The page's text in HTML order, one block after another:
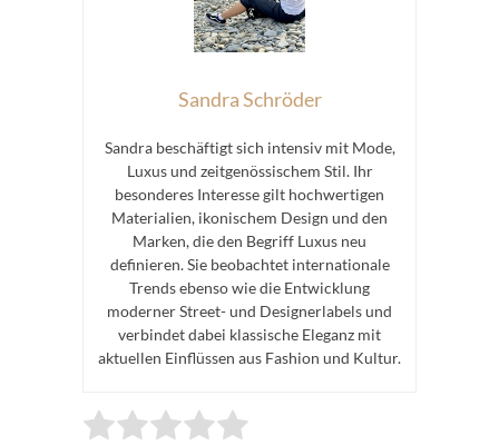
Sandra Schröder
Sandra beschäftigt sich intensiv mit Mode,
Luxus und zeitgenössischem Stil. Ihr
besonderes Interesse gilt hochwertigen
Materialien, ikonischem Design und den
Marken, die den Begriff Luxus neu
definieren. Sie beobachtet internationale
Trends ebenso wie die Entwicklung
moderner Street- und Designerlabels und
verbindet dabei klassische Eleganz mit
aktuellen Einflüssen aus Fashion und Kultur.
Rate this item: Submit Rating